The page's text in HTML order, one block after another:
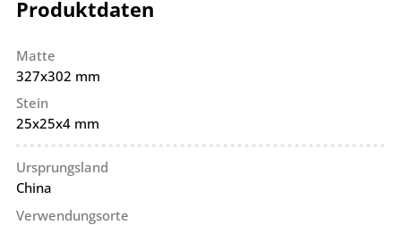
Produktdaten
Matte
327x302 mm
Stein
25x25x4 mm
Ursprungsland
China
Verwendungsorte